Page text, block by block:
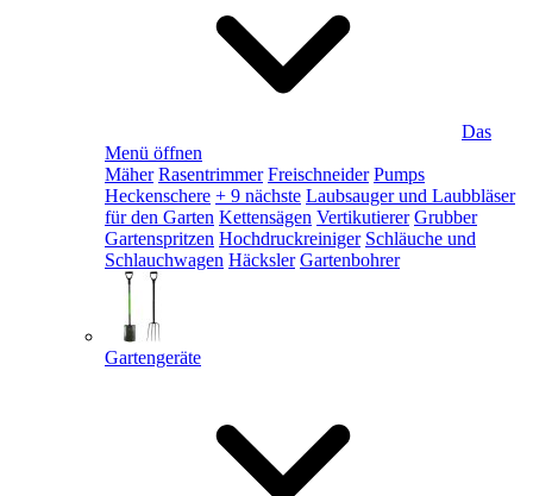
Das
Menü öffnen
Mäher Rasentrimmer Freischneider Pumps
Heckenschere + 9 nächste Laubsauger und Laubbläser
für den Garten Kettensägen Vertikutierer Grubber
Gartenspritzen Hochdruckreiniger Schläuche und
Schlauchwagen Häcksler Gartenbohrer
Gartengeräte